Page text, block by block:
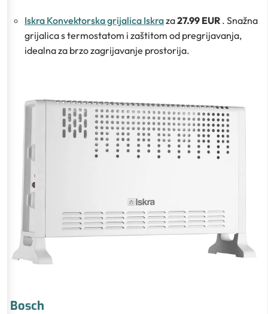
Iskra Konvektorska grijalica Iskraza27.99 EUR . Snažna
grijalica s termostatom i zaštitom od pregrijavanja,
idealna za brzo zagrijavanje prostorija.
Bosch